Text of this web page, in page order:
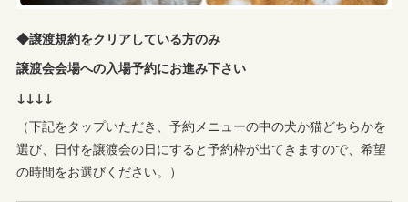
◆譲渡規約をクリアしている方のみ
譲渡会会場への入場予約にお進み下さい
↓↓↓↓
（下記をタップいただき、予約メニューの中の犬か猫どちらかを
選び、日付を譲渡会の日にすると予約枠が出てきますので、希望
の時間をお選びください。）